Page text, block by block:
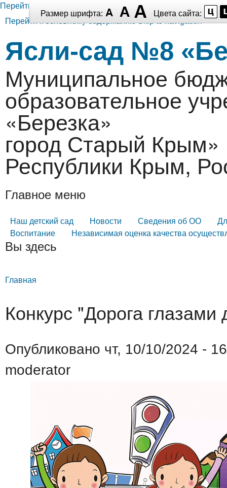
Перейти к основному содержанию
Размер шрифта:
Цвета сайта:
Перейти к основному содержанию Skip to navigation
Ясли-сад №8
Муниципальное
образовательное
«Березка»
город Старый Крым»
Республики Крым,
Главное меню
Наш детский сад Новости Сведения об ОО
Воспитание
Независимая оценка качества
Вы здесь
Главная
Конкурс "Дорога глазами
Опубликовано чт, 10/10/2024 -
moderator